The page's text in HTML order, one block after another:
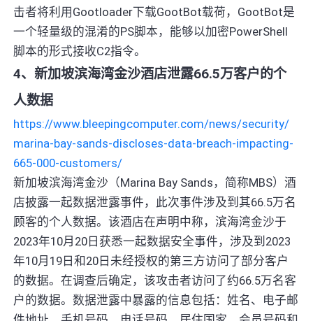
击者将利用Gootloader下载GootBot载荷，GootBot是
一个轻量级的混淆的PS脚本，能够以加密PowerShell
脚本的形式接收C2指令。
4、新加坡滨海湾金沙酒店泄露66.5万客户的个
人数据
https://www.bleepingcomputer.com/news/security/
marina-bay-sands-discloses-data-breach-impacting-
665-000-customers/
新加坡滨海湾金沙（Marina Bay Sands，简称MBS）酒
店披露一起数据泄露事件，此次事件涉及到其66.5万名
顾客的个人数据。该酒店在声明中称，滨海湾金沙于
2023年10月20日获悉一起数据安全事件，涉及到2023
年10月19日和20日未经授权的第三方访问了部分客户
的数据。在调查后确定，该攻击者访问了约66.5万名客
户的数据。数据泄露中暴露的信息包括：姓名、电子邮